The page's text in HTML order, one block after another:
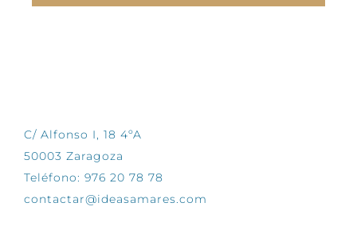
C/ Alfonso I, 18 4ºA
50003 Zaragoza
Teléfono: 976 20 78 78
contactar@ideasamares.com